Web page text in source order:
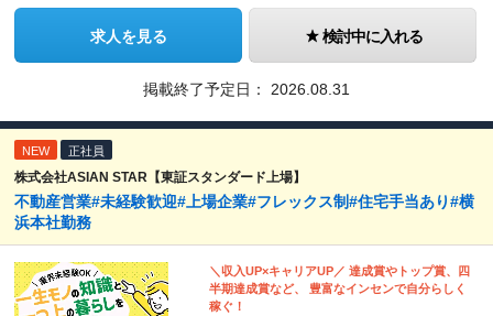
求人を見る 検討中に入れる
掲載終了予定日： 2026.08.31
NEW 正社員
株式会社ASIAN STAR【東証スタンダード上場】
不動産営業#未経験歓迎#上場企業#フレックス制#住宅手当あり#横
浜本社勤務
＼収入UP×キャリアUP／ 達成賞やトップ賞、四
半期達成賞など、 豊富なインセンで自分らしく
稼ぐ！